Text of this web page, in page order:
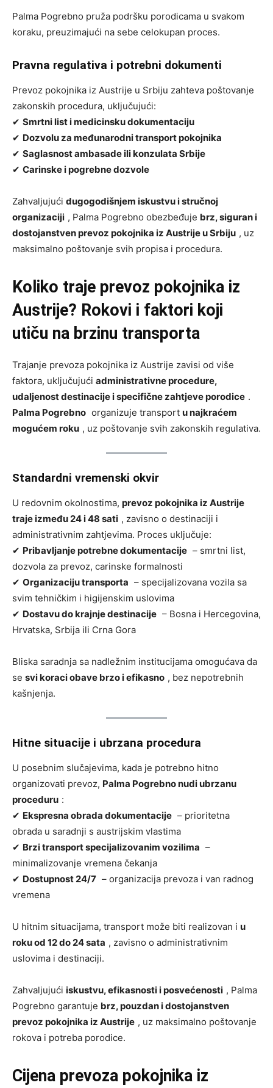
Palma Pogrebno pruža podršku porodicama u svakom
koraku, preuzimajući na sebe celokupan proces.
Pravna regulativa i potrebni dokumenti
Prevoz pokojnika iz Austrije u Srbiju zahteva poštovanje
zakonskih procedura, uključujući:
✔ Smrtni list i medicinsku dokumentaciju
✔ Dozvolu za međunarodni transport pokojnika
✔ Saglasnost ambasade ili konzulata Srbije
✔ Carinske i pogrebne dozvole
Zahvaljujući dugogodišnjem iskustvu i stručnoj
organizaciji , Palma Pogrebno obezbeđuje brz, siguran i
dostojanstven prevoz pokojnika iz Austrije u Srbiju , uz
maksimalno poštovanje svih propisa i procedura.
Koliko traje prevoz pokojnika iz
Austrije? Rokovi i faktori koji
utiču na brzinu transporta
Trajanje prevoza pokojnika iz Austrije zavisi od više
faktora, uključujući administrativne procedure,
udaljenost destinacije i specifične zahtjeve porodice .
Palma Pogrebno organizuje transport u najkraćem
mogućem roku , uz poštovanje svih zakonskih regulativa.
Standardni vremenski okvir
U redovnim okolnostima, prevoz pokojnika iz Austrije
traje između 24 i 48 sati , zavisno o destinaciji i
administrativnim zahtjevima. Proces uključuje:
✔ Pribavljanje potrebne dokumentacije – smrtni list,
dozvola za prevoz, carinske formalnosti
✔ Organizaciju transporta – specijalizovana vozila sa
svim tehničkim i higijenskim uslovima
✔ Dostavu do krajnje destinacije – Bosna i Hercegovina,
Hrvatska, Srbija ili Crna Gora
Bliska saradnja sa nadležnim institucijama omogućava da
se svi koraci obave brzo i efikasno , bez nepotrebnih
kašnjenja.
Hitne situacije i ubrzana procedura
U posebnim slučajevima, kada je potrebno hitno
organizovati prevoz, Palma Pogrebno nudi ubrzanu
proceduru :
✔ Ekspresna obrada dokumentacije – prioritetna
obrada u saradnji s austrijskim vlastima
✔ Brzi transport specijalizovanim vozilima –
minimalizovanje vremena čekanja
✔ Dostupnost 24/7 – organizacija prevoza i van radnog
vremena
U hitnim situacijama, transport može biti realizovan i u
roku od 12 do 24 sata , zavisno o administrativnim
uslovima i destinaciji.
Zahvaljujući iskustvu, efikasnosti i posvećenosti , Palma
Pogrebno garantuje brz, pouzdan i dostojanstven
prevoz pokojnika iz Austrije , uz maksimalno poštovanje
rokova i potreba porodice.
Cijena prevoza pokojnika iz